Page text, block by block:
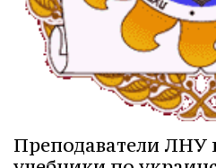
Преподаватели ЛНУ